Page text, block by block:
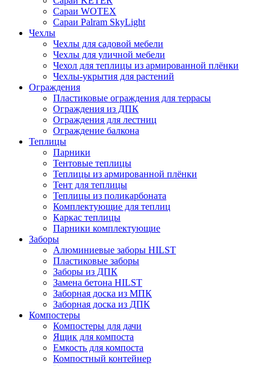
Сараи WOTEX
Сараи Palram SkyLight
Чехлы
Чехлы для садовой мебели
Чехлы для уличной мебели
Чехол для теплицы из армированной плёнки
Чехлы-укрытия для растений
Ограждения
Пластиковые ограждения для террасы
Ограждения из ДПК
Ограждения для лестниц
Ограждение балкона
Теплицы
Парники
Тентовые теплицы
Теплицы из армированной плёнки
Тент для теплицы
Теплицы из поликарбоната
Комплектующие для теплиц
Каркас теплицы
Парники комплектующие
Заборы
Алюминиевые заборы HILST
Пластиковые заборы
Заборы из ДПК
Замена бетона HILST
Заборная доска из МПК
Заборная доска из ДПК
Компостеры
Компостеры для дачи
Ящик для компоста
Емкость для компоста
Компостный контейнер